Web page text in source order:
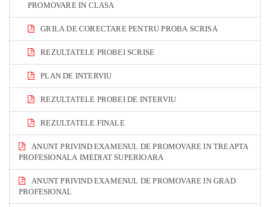
PROMOVARE IN CLASA
GRILA DE CORECTARE PENTRU PROBA SCRISA
REZULTATELE PROBEI SCRISE
PLAN DE INTERVIU
REZULTATELE PROBEI DE INTERVIU
REZULTATELE FINALE
ANUNT PRIVIND EXAMENUL DE PROMOVARE IN TREAPTA
PROFESIONALA IMEDIAT SUPERIOARA
ANUNT PRIVIND EXAMENUL DE PROMOVARE IN GRAD
PROFESIONAL